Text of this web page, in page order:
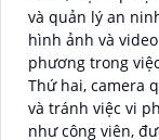
và quản lý an
hình ảnh và
phương trong
Thứ hai, camera
và tránh việc vi
như công viên,